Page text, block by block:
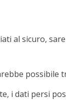
al sicuro,
possibile
i dati persi